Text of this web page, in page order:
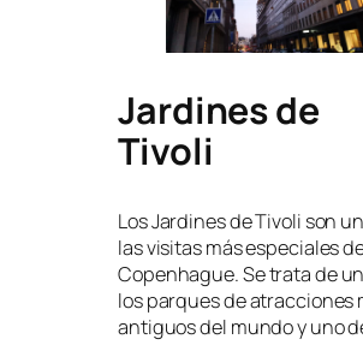
Jardines de
Tivoli
Los Jardines de Tivoli son
las visitas más especiales
Copenhague. Se trata de
los parques de atracciones
antiguos del mundo y uno